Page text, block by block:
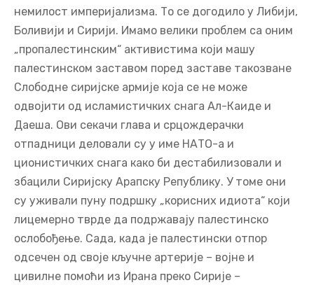
немилост империјализма. То се догодило у Либији,
Боливији и Сирији. Имамо велики проблем са оним
„пропалестинским“ активистима који машу
палестинском заставом поред заставе такозване
Слободне сиријске армије која се не може
одвојити од исламистичких снага Ал-Каиде и
Даеша. Ови секачи глава и срцождерачки
отпадници деловали су у име НАТО-а и
ционистичких снага како би дестабилизовали и
збацили Сиријску Арапску Републику. У томе они
су уживали пуну подршку „корисних идиота“ који
лицемерно тврде да подржавају палестинско
ослобођење. Сада, када је палестински отпор
одсечен од своје кључне артерије – војне и
цивилне помоћи из Ирана преко Сирије –